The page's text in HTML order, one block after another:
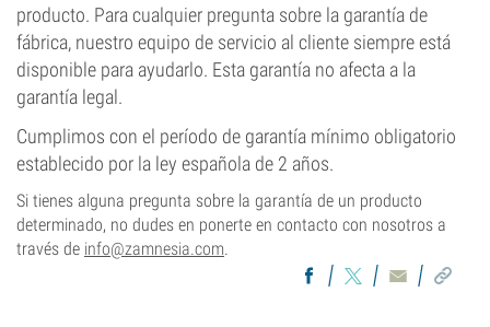
producto. Para cualquier pregunta sobre la garantía de
fábrica, nuestro equipo de servicio al cliente siempre está
disponible para ayudarlo. Esta garantía no afecta a la
garantía legal.
Cumplimos con el período de garantía mínimo obligatorio
establecido por la ley española de 2 años.
Si tienes alguna pregunta sobre la garantía de un producto
determinado, no dudes en ponerte en contacto con nosotros a
través de info@zamnesia.com.